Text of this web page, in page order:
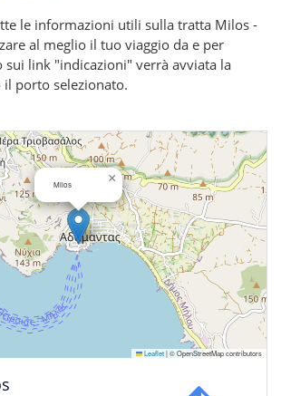
le informazioni utili sulla tratta Milos -
al meglio il tuo viaggio da e per
sui link "indicazioni" verrà avviata la
il porto selezionato.
Milos ×
Leaflet|© OpenStreetMap contributors